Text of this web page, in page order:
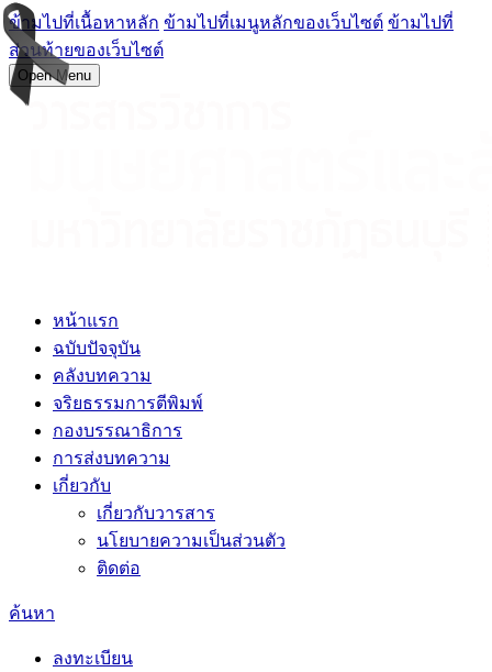
ข้ามไปที่เนื้อหาหลัก ข้ามไปที่เมนูหลักของเว็บไซต์ ข้ามไปที่
ส่วนท้ายของเว็บไซต์
Open Menu
หน้าแรก
ฉบับปัจจุบัน
คลังบทความ
จริยธรรมการตีพิมพ์
กองบรรณาธิการ
การส่งบทความ
เกี่ยวกับ
เกี่ยวกับวารสาร
นโยบายความเป็นส่วนตัว
ติดต่อ
ค้นหา
ลงทะเบียน